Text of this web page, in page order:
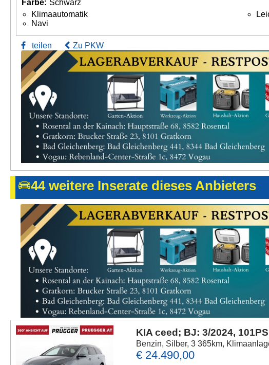
Farbe: Schwarz
Klimaautomatik
Navi
teilen Zu PKW
44 weitere Inserate dieses Anbieters
KIA ceed; BJ: 3/2024, 101PS
Benzin, Silber, 3 365km,
€ 24.490,00